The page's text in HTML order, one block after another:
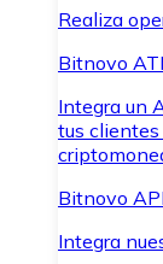
Realiza
Bitnovo
Integra un
tus
Bitnovo API
Integra